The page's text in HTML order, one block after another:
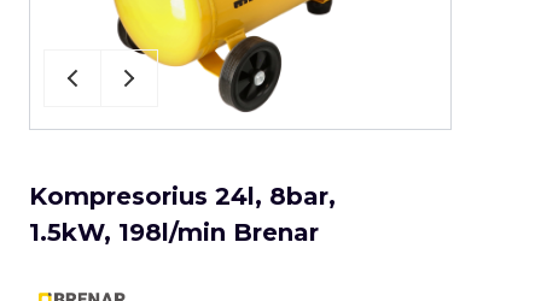
Kompresorius 24l, 8bar,
1.5kW, 198l/min Brenar